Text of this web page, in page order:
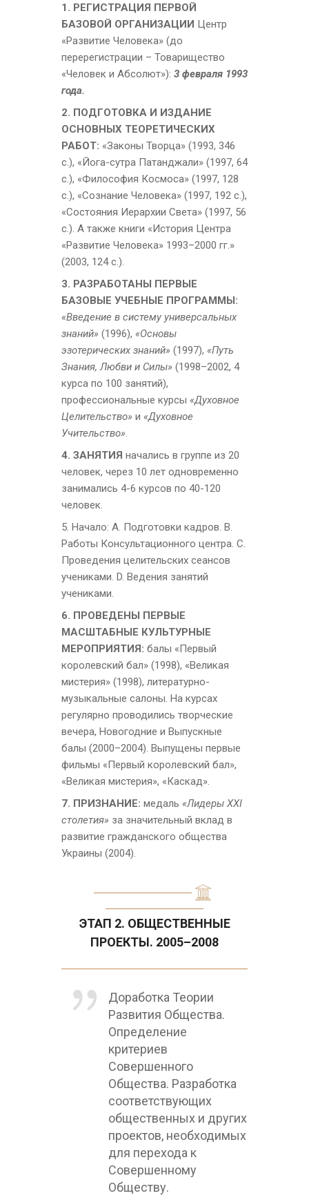
1. РЕГИСТРАЦИЯ ПЕРВОЙ
БАЗОВОЙ ОРГАНИЗАЦИИ Центр
«Развитие Человека» (до
перерегистрации – Товарищество
«Человек и Абсолют»): 3 февраля 1993
года.
2. ПОДГОТОВКА И ИЗДАНИЕ
ОСНОВНЫХ ТЕОРЕТИЧЕСКИХ
РАБОТ: «Законы Творца» (1993, 346
с.), «Йога-сутра Патанджали» (1997, 64
с.), «Философия Космоса» (1997, 128
с.), «Сознание Человека» (1997, 192 с.),
«Состояния Иерархии Света» (1997, 56
с.). А также книги «История Центра
«Развитие Человека» 1993–2000 гг.»
(2003, 124 с.).
3. РАЗРАБОТАНЫ ПЕРВЫЕ
БАЗОВЫЕ УЧЕБНЫЕ ПРОГРАММЫ:
«Введение в систему универсальных
знаний» (1996), «Основы
эзотерических знаний» (1997), «Путь
Знания, Любви и Силы» (1998–2002, 4
курса по 100 занятий),
профессиональные курсы «Духовное
Целительство» и «Духовное
Учительство».
4. ЗАНЯТИЯ начались в группе из 20
человек, через 10 лет одновременно
занимались 4-6 курсов по 40-120
человек.
5. Начало: А. Подготовки кадров. В.
Работы Консультационного центра. С.
Проведения целительских сеансов
учениками. D. Ведения занятий
учениками.
6. ПРОВЕДЕНЫ ПЕРВЫЕ
МАСШТАБНЫЕ КУЛЬТУРНЫЕ
МЕРОПРИЯТИЯ: балы «Первый
королевский бал» (1998), «Великая
мистерия» (1998), литературно-
музыкальные салоны. На курсах
регулярно проводились творческие
вечера, Новогодние и Выпускные
балы (2000–2004). Выпущены первые
фильмы «Первый королевский бал»,
«Великая мистерия», «Каскад».
7. ПРИЗНАНИЕ: медаль «Лидеры XXI
столетия» за значительный вклад в
развитие гражданского общества
Украины (2004).
ЭТАП 2. ОБЩЕСТВЕННЫЕ
ПРОЕКТЫ. 2005–2008
Доработка Теории
Развития Общества.
Определение
критериев
Совершенного
Общества. Разработка
соответствующих
общественных и других
проектов, необходимых
для перехода к
Совершенному
Обществу.